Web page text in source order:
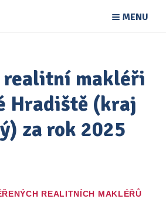
MENU
realitní makléři
Hradiště (kraj
za rok 2025
REALITNÍCH MAKLÉŘŮ